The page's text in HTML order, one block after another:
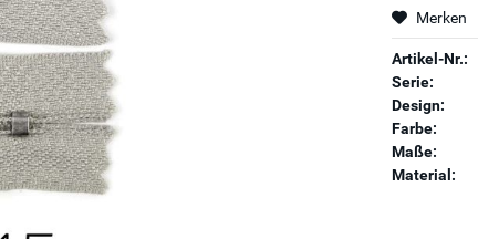
Merken
Artikel-Nr.:
Serie:
Design:
Farbe:
Maße:
Material: